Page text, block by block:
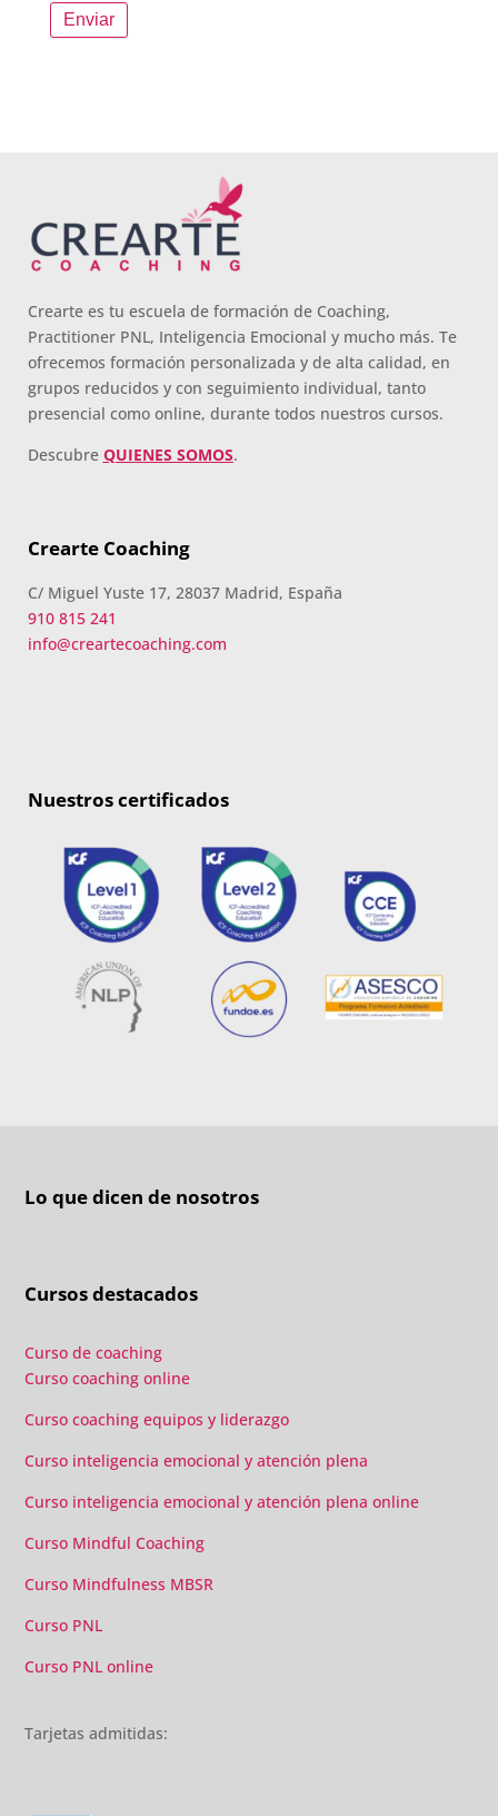
Crearte es tu escuela de formación de Coaching,
Practitioner PNL, Inteligencia Emocional y mucho más. Te
ofrecemos formación personalizada y de alta calidad, en
grupos reducidos y con seguimiento individual, tanto
presencial como online, durante todos nuestros cursos.
Descubre QUIENES SOMOS.
Crearte Coaching
C/ Miguel Yuste 17, 28037 Madrid, España
910 815 241
info@creartecoaching.com
Nuestros certificados
Lo que dicen de nosotros
Cursos destacados
Curso de coaching
Curso coaching online
Curso coaching equipos y liderazgo
Curso inteligencia emocional y atención plena
Curso inteligencia emocional y atención plena online
Curso Mindful Coaching
Curso Mindfulness MBSR
Curso PNL
Curso PNL online
Tarjetas admitidas: